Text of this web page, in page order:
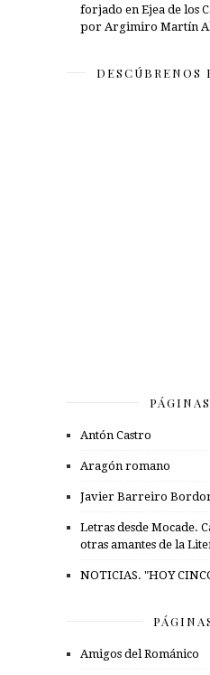
forjado en Ejea de los
por Argimiro Martín
DESCÚBRENOS
Antón Castro
Aragón romano
Javier Barreiro
Letras desde Mocade.
otras amantes de la
NOTICIAS. "HOY
Amigos del Románico